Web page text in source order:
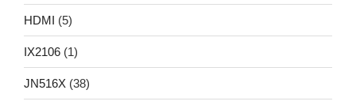
HDMI (5)
IX2106 (1)
JN516X (38)